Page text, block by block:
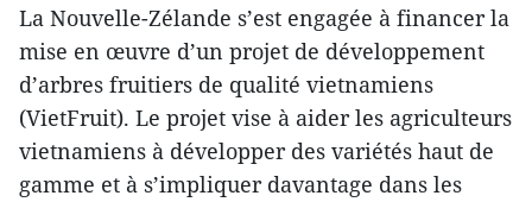
La Nouvelle-Zélande s’est engagée à financer la
mise en œuvre d’un projet de développement
d’arbres fruitiers de qualité vietnamiens
(VietFruit). Le projet vise à aider les agriculteurs
vietnamiens à développer des variétés haut de
gamme et à s’impliquer davantage dans les